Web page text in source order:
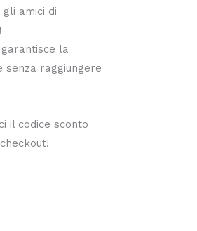
amici di
garantisce la
senza raggiungere
il codice sconto